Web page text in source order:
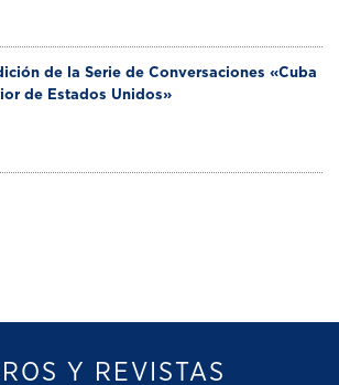
de la Serie de Conversaciones «Cuba
de Estados Unidos»
Y REVISTAS